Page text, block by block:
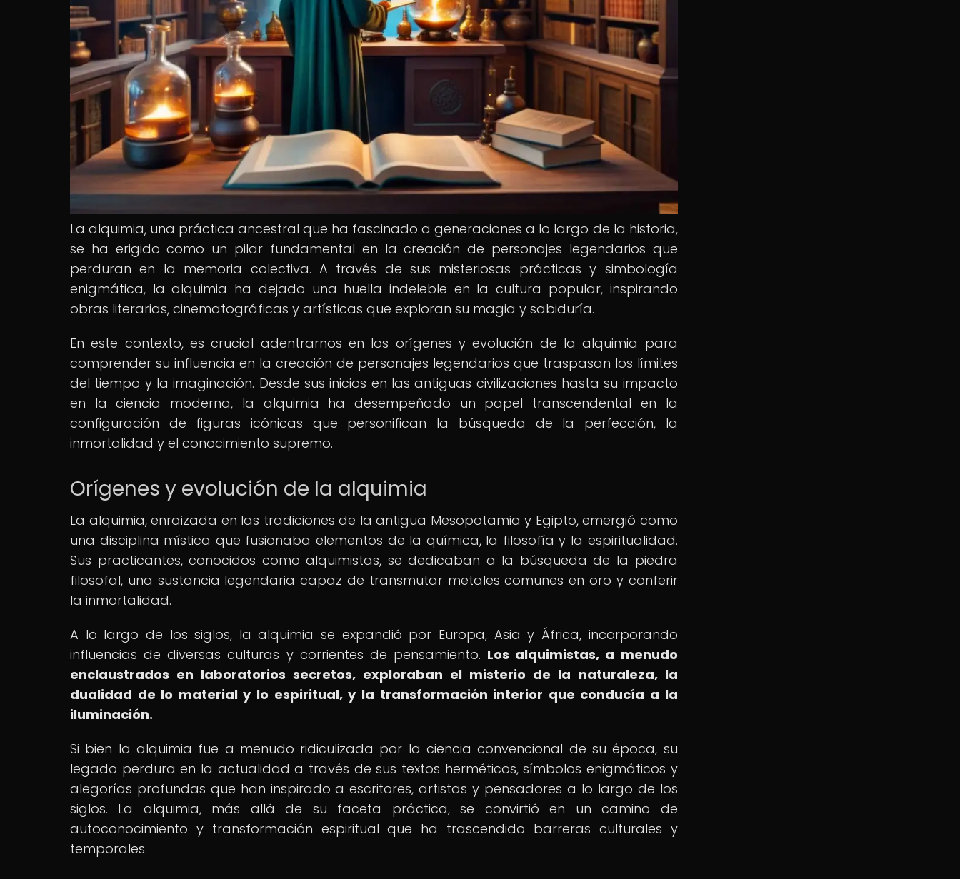
La alquimia, una práctica ancestral que ha fascinado a generaciones a lo largo de la historia,
se ha erigido como un pilar fundamental en la creación de personajes legendarios que
perduran en la memoria colectiva. A través de sus misteriosas prácticas y simbología
enigmática, la alquimia ha dejado una huella indeleble en la cultura popular, inspirando
obras literarias, cinematográficas y artísticas que exploran su magia y sabiduría.
En este contexto, es crucial adentrarnos en los orígenes y evolución de la alquimia para
comprender su influencia en la creación de personajes legendarios que traspasan los límites
del tiempo y la imaginación. Desde sus inicios en las antiguas civilizaciones hasta su impacto
en la ciencia moderna, la alquimia ha desempeñado un papel transcendental en la
configuración de figuras icónicas que personifican la búsqueda de la perfección, la
inmortalidad y el conocimiento supremo.
Orígenes y evolución de la alquimia
La alquimia, enraizada en las tradiciones de la antigua Mesopotamia y Egipto, emergió como
una disciplina mística que fusionaba elementos de la química, la filosofía y la espiritualidad.
Sus practicantes, conocidos como alquimistas, se dedicaban a la búsqueda de la piedra
filosofal, una sustancia legendaria capaz de transmutar metales comunes en oro y conferir
la inmortalidad.
A lo largo de los siglos, la alquimia se expandió por Europa, Asia y África, incorporando
influencias de diversas culturas y corrientes de pensamiento. Los alquimistas, a menudo
enclaustrados en laboratorios secretos, exploraban el misterio de la naturaleza, la
dualidad de lo material y lo espiritual, y la transformación interior que conducía a la
iluminación.
Si bien la alquimia fue a menudo ridiculizada por la ciencia convencional de su época, su
legado perdura en la actualidad a través de sus textos herméticos, símbolos enigmáticos y
alegorías profundas que han inspirado a escritores, artistas y pensadores a lo largo de los
siglos. La alquimia, más allá de su faceta práctica, se convirtió en un camino de
autoconocimiento y transformación espiritual que ha trascendido barreras culturales y
temporales.